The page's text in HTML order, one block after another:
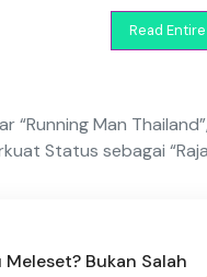
Read
“Running Man
Status sebagai
Bukan Salah